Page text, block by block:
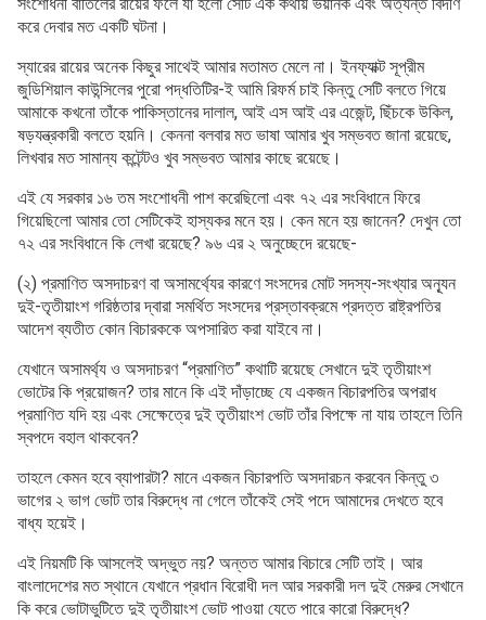
করে দেবার মত একটি ঘটনা।
স্যারের রায়ের অনেক কিছুর সাথেই আমার মতামত মেলে না। ইনফ্যাক্ট সূপ্রীম
জুডিশিয়াল কাউন্সিলের পুরো পদ্ধতিটির-ই আমি রিফর্ম চাই কিন্তু সেটি বলতে গিয়ে
আমাকে কখনো তাঁকে পাকিস্তানের দালাল, আই এস আই এর এজেন্ট, ছিঁচকে উকিল,
ষড়যন্ত্রকারী বলতে হয়নি। কেননা বলবার মত ভাষা আমার খুব সম্ভবত জানা রয়েছে,
লিখবার মত সামান্য কন্টেন্টও খুব সম্ভবত আমার কাছে রয়েছে।
এই যে সরকার ১৬ তম সংশোধনী পাশ করেছিলো এবং ৭২ এর সংবিধানে ফিরে
গিয়েছিলো আমার তো সেটিকেই হাস্যকর মনে হয়। কেন মনে হয় জানেন? দেখুন তো
৭২ এর সংবিধানে কি লেখা রয়েছে? ৯৬ এর ২ অনুচ্ছেদে রয়েছে-
(২) প্রমাণিত অসদাচরণ বা অসামর্থ্যের কারণে সংসদের মোট সদস্য-সংখ্যার অন্যূন
দুই-তৃতীয়াংশ গরিষ্ঠতার দ্বারা সমর্থিত সংসদের প্রস্তাবক্রমে প্রদত্ত রাষ্ট্রপতির
আদেশ ব্যতীত কোন বিচারককে অপসারিত করা যাইবে না।
যেখানে অসামর্থ্য ও অসদাচরণ “প্রমাণিত” কথাটি রয়েছে সেখানে দুই তৃতীয়াংশ
ভোটের কি প্রয়োজন? তার মানে কি এই দাঁড়াচ্ছে যে একজন বিচারপতির অপরাধ
প্রমাণিত যদি হয় এবং সেক্ষেত্রে দুই তৃতীয়াংশ ভোট তাঁর বিপক্ষে না যায় তাহলে তিনি
স্বপদে বহাল থাকবেন?
তাহলে কেমন হবে ব্যাপারটা? মানে একজন বিচারপতি অসদারচন করবেন কিন্তু ৩
ভাগের ২ ভাগ ভোট তার বিরুদ্ধে না গেলে তাঁকেই সেই পদে আমাদের দেখতে হবে
বাধ্য হয়েই।
এই নিয়মটি কি আসলেই অদ্ভুত নয়? অন্তত আমার বিচারে সেটি তাই। আর
বাংলাদেশের মত স্থানে যেখানে প্রধান বিরোধী দল আর সরকারী দল দুই মেরুর সেখানে
কি করে ভোটাভুটিতে দুই তৃতীয়াংশ ভোট পাওয়া যেতে পারে কারো বিরুদ্ধে?